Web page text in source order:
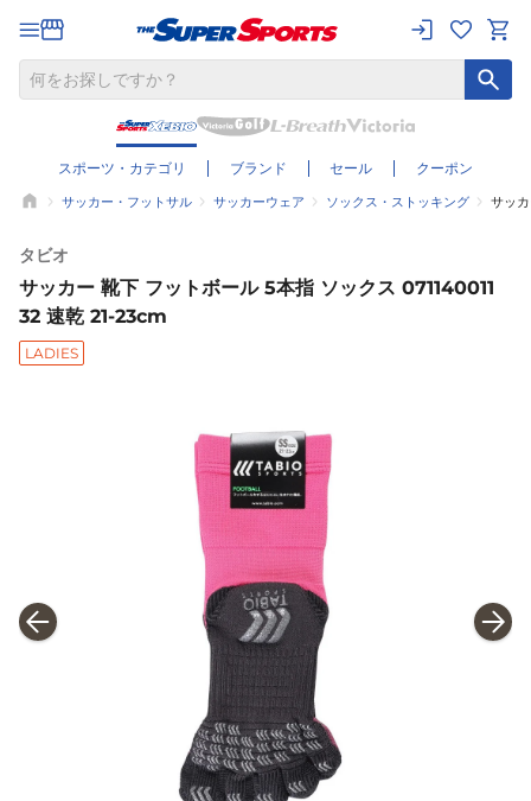
スポーツ・カテゴリ ブランド セール クーポン
サッカー・フットサル サッカーウェア ソックス・ストッキング サッ
タビオ
サッカー 靴下 フットボール 5本指 ソックス 071140011
32 速乾 21-23cm
LADIES